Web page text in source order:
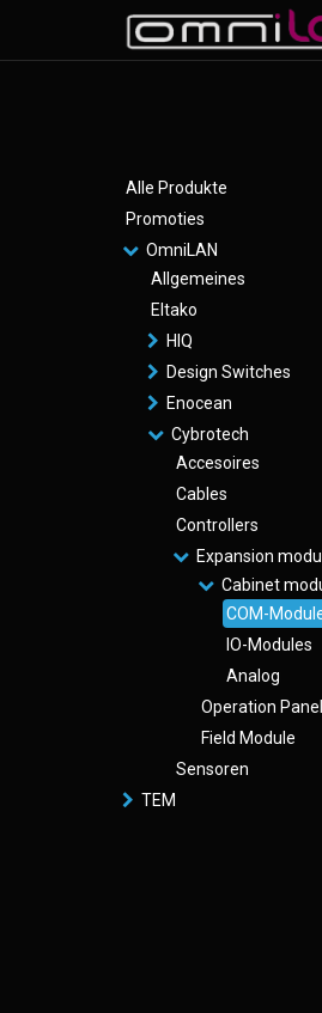
Alle Produkte
Promoties
OmniLAN
Allgemeines
Eltako
HIQ
Design Switches
Enocean
Cybrotech
Accesoires
Cables
Controllers
Expansion
Cabinet
COM-
IO-Modules
Analog
Operation
Field Module
Sensoren
TEM